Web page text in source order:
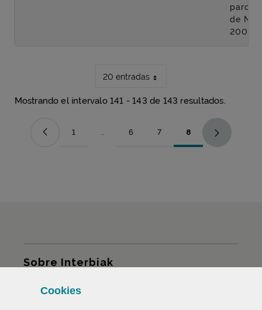
de
2008
20 entradas
Mostrando el intervalo 141 - 143 de 143 resultados.
Página
1 ...Páginas intermedias Use TAB para
Página
6 Página
7 Página
8
Sobre Interbiak
Infraestructuras y tarifas
Cookies